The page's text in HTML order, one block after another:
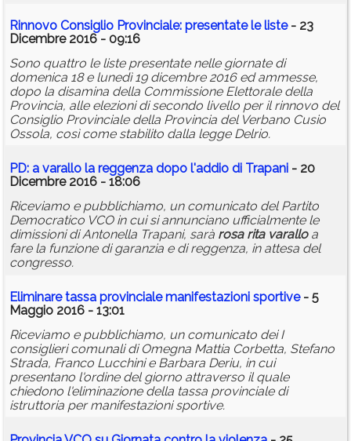
Rinnovo Consiglio Provinciale: presentate le liste- 23
Dicembre 2016 - 09:16
Sono quattro le liste presentate nelle giornate di
domenica 18 e lunedì 19 dicembre 2016 ed ammesse,
dopo la disamina della Commissione Elettorale della
Provincia, alle elezioni di secondo livello per il rinnovo del
Consiglio Provinciale della Provincia del Verbano Cusio
Ossola, così come stabilito dalla legge Delrio.
PD: a varallo la reggenza dopo l'addio di Trapani - 20
Dicembre 2016 - 18:06
Riceviamo e pubblichiamo, un comunicato del Partito
Democratico VCO in cui si annunciano ufficialmente le
dimissioni di Antonella Trapani, sarà rosa rita varalloa
fare la funzione di garanzia e di reggenza, in attesa del
congresso.
Eliminare tassa provinciale manifestazioni sportive- 5
Maggio 2016 - 13:01
Riceviamo e pubblichiamo, un comunicato dei I
consiglieri comunali di Omegna Mattia Corbetta, Stefano
Strada, Franco Lucchini e Barbara Deriu, in cui
presentano l'ordine del giorno attraverso il quale
chiedono l'eliminazione della tassa provinciale di
istruttoria per manifestazioni sportive.